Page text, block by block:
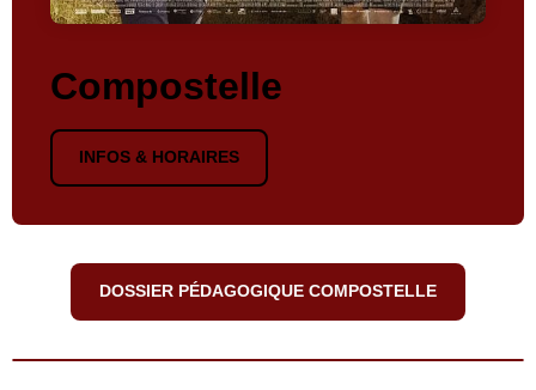
Compostelle
INFOS & HORAIRES
DOSSIER PÉDAGOGIQUE COMPOSTELLE